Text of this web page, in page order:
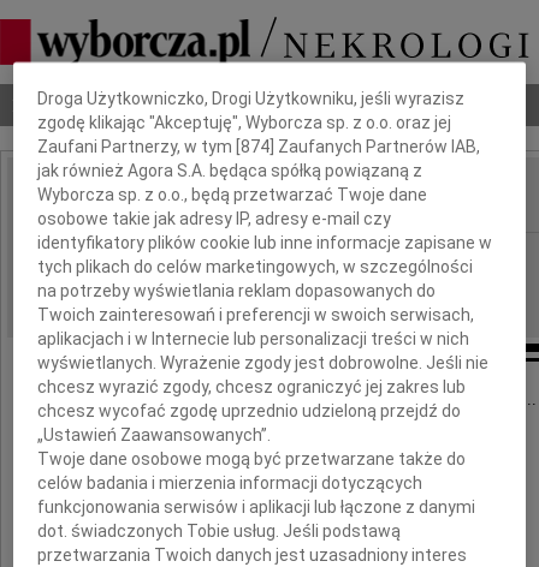
Nekrologi Odeszli Poradnik pogrzebowy
IMIĘ I NAZWISKO:
REGION: Szczecin
DATA EMISJI: 28.02.2017
"Nie umiera ten, kto trwa w pamięci żywych"...
Anna Bartołd
Dbamy o Twoją prywatność
Droga Użytkowniczko, Drogi Użytkowniku, jeśli wyrazisz
zgodę klikając "Akceptuję", Wyborcza sp. z o.o. oraz jej
Zaufani Partnerzy, w tym [874 ] Zaufanych Partnerów IAB,
jak również Agora S.A. będąca spółką powiązaną z
Wyborcza sp. z o.o., będą przetwarzać Twoje dane
osobowe takie jak adresy IP, adresy e-mail czy
identyfikatory plików cookie lub inne informacje zapisane w
tych plikach do celów marketingowych, w szczególności
na potrzeby wyświetlania reklam dopasowanych do
Twoich zainteresowań i preferencji w swoich serwisach,
aplikacjach i w Internecie lub personalizacji treści w nich
wyświetlanych. Wyrażenie zgody jest dobrowolne. Jeśli nie
chcesz wyrazić zgody, chcesz ograniczyć jej zakres lub
chcesz wycofać zgodę uprzednio udzieloną przejdź do
„Ustawień Zaawansowanych”.
Twoje dane osobowe mogą być przetwarzane także do
celów badania i mierzenia informacji dotyczących
funkcjonowania serwisów i aplikacji lub łączone z danymi
dot. świadczonych Tobie usług. Jeśli podstawą
przetwarzania Twoich danych jest uzasadniony interes